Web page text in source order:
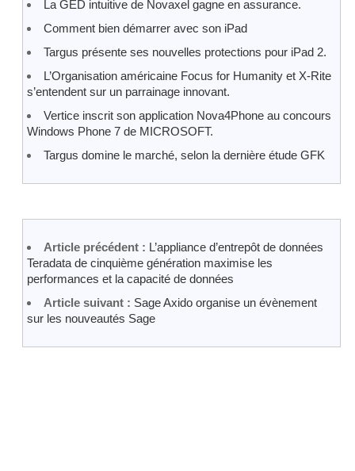
La GED intuitive de Novaxel gagne en assurance.
Comment bien démarrer avec son iPad
Targus présente ses nouvelles protections pour iPad 2.
L’Organisation américaine Focus for Humanity et X-Rite
s’entendent sur un parrainage innovant.
Vertice inscrit son application Nova4Phone au concours
Windows Phone 7 de MICROSOFT.
Targus domine le marché, selon la dernière étude GFK
Article précédent : L’appliance d’entrepôt de données
Teradata de cinquième génération maximise les
performances et la capacité de données
Article suivant : Sage Axido organise un évènement
sur les nouveautés Sage